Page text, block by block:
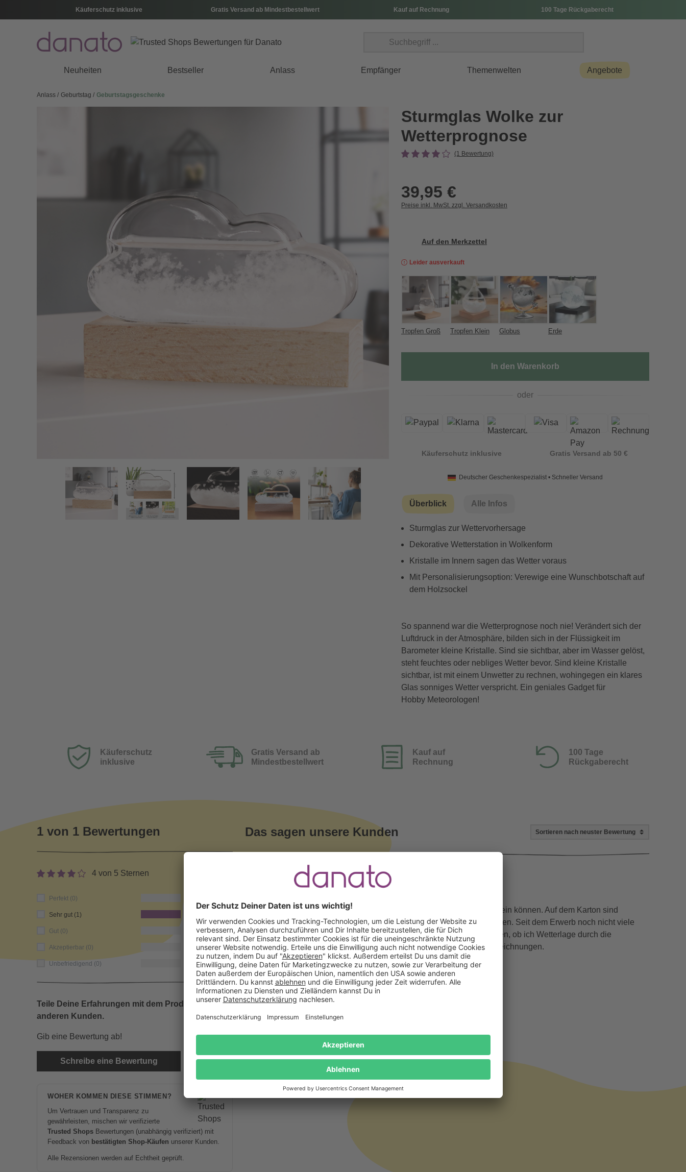
Käuferschutz inklusive Gratis Versand ab Mindestbestellwert Kauf auf Rechnung 100 Tage Rückgaberecht
Neuheiten Bestseller Anlass Empfänger Themenwelten Angebote
Anlass Geburtstag Geburtstagsgeschenke
Zurück Vorwärts
Sturmglas Wolke zur
Wetterprognose
(1 Bewertung)
39,95 €
Preise inkl. MwSt. zzgl. Versandkosten
Auf den Merkzettel
Leider ausverkauft
Tropfen Groß Tropfen Klein Globus Erde
In den Warenkorb
oder
Käuferschutz inklusive Gratis Versand ab 50 €
Deutscher Geschenkespezialist • Schneller Versand
Überblick Alle Infos
Sturmglas zur Wettervorhersage
Dekorative Wetterstation in Wolkenform
Kristalle im Innern sagen das Wetter voraus
Mit Personalisierungsoption: Verewige eine Wunschbotschaft auf
dem Holzsockel
So spannend war die Wetterprognose noch nie! Verändert sich der
Luftdruck in der Atmosphäre, bilden sich in der Flüssigkeit im
Barometer kleine Kristalle. Sind sie sichtbar, aber im Wasser gelöst,
steht feuchtes oder nebliges Wetter bevor. Sind kleine Kristalle
sichtbar, ist mit einem Unwetter zu rechnen, wohingegen ein klares
Glas sonniges Wetter verspricht. Ein geniales Gadget für
Hobby Meteorologen!
Käuferschutz
inklusive
Gratis Versand ab
Mindestbestellwert
Kauf auf
Rechnung
100 Tage
Rückgaberecht
1 von 1 Bewertungen
4 von 5 Sternen
Perfekt (0)
Sehr gut (1)
Gut (0) 0%
Akzeptierbar (0) 0%
Unbefriedigend (0) 0%
Teile Deine Erfahrungen mit dem Produkt mit
anderen Kunden.
Gib eine Bewertung ab!
Schreibe eine Bewertung
WOHER KOMMEN DIESE STIMMEN?
Um Vertrauen und Transparenz zu
gewährleisten, mischen wir verifizierte
Trusted Shops Bewertungen (unabhängig verifiziert) mit
Feedback von bestätigten Shop-Käufen unserer Kunden.
Alle Rezensionen werden auf Echtheit geprüft.
Das sagen unsere Kunden
schrieb am 26.12.2025 Verifizierter Kauf (Trusted Shops)
Qualität ist gut, Beschreibung hätte gerne auch auf Deutsch gewesen sein können. Auf dem Karton sind
Zeichnungen, wie die Wolke aussieht bei den verschiedenen Wetterlagen. Seit dem Erwerb noch nicht viele
verschiedene Wetterlagen erlebt. Deshalb kann ich noch nicht Beurteilen, ob ich Wetterlage durch die
Zeichnungen erkennen kann. Foto‘s wären deutlicher besser, als die Zeichnungen.
War diese Bewertung hilfreich? (0) (0)